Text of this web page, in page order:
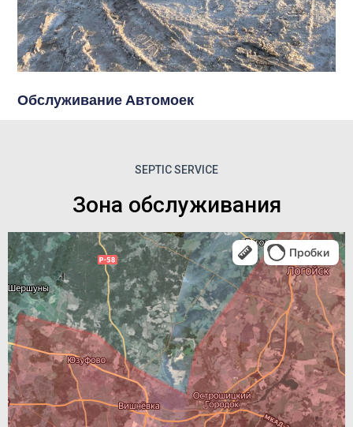
Обслуживание Автомоек
SEPTIC SERVICE
Зона обслуживания